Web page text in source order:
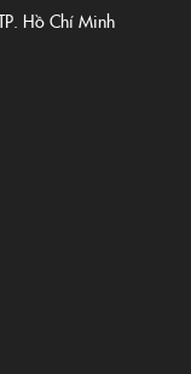
Hồ Chí Minh